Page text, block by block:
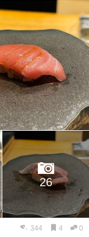
26
344 4 0